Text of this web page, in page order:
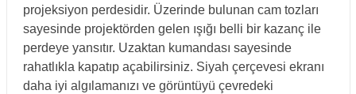
projeksiyon perdesidir. Üzerinde bulunan cam tozları
sayesinde projektörden gelen ışığı belli bir kazanç ile
perdeye yansıtır. Uzaktan kumandası sayesinde
rahatlıkla kapatıp açabilirsiniz. Siyah çerçevesi ekranı
daha iyi algılamanızı ve görüntüyü çevredeki